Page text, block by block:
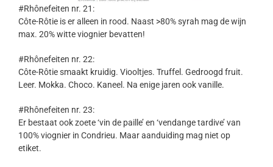
#Rhônefeiten nr. 21:
Côte-Rôtie is er alleen in rood. Naast >80% syrah mag de wijn
max. 20% witte viognier bevatten!
#Rhônefeiten nr. 22:
Côte-Rôtie smaakt kruidig. Viooltjes. Truffel. Gedroogd fruit.
Leer. Mokka. Choco. Kaneel. Na enige jaren ook vanille.
#Rhônefeiten nr. 23:
Er bestaat ook zoete ‘vin de paille’ en ‘vendange tardive’ van
100% viognier in Condrieu. Maar aanduiding mag niet op
etiket.